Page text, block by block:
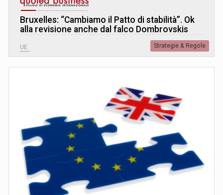
Bruxelles: “Cambiamo il Patto di stabilità”. Ok
alla revisione anche dal falco Dombrovskis
UE Strategie & Regole